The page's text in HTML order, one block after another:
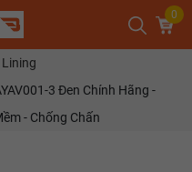
0
3 Đen Chính Hãng -
- Chống Chấn